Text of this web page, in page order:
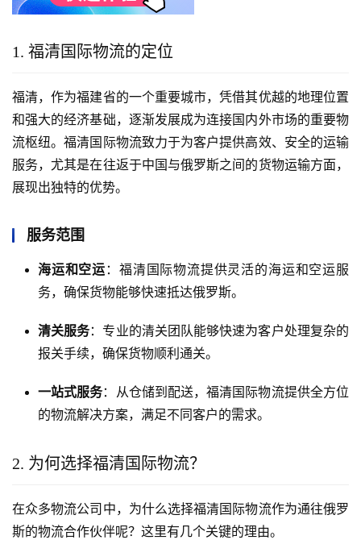
1. 福清国际物流的定位
福清，作为福建省的一个重要城市，凭借其优越的地理位置
和强大的经济基础，逐渐发展成为连接国内外市场的重要物
流枢纽。福清国际物流致力于为客户提供高效、安全的运输
服务，尤其是在往返于中国与俄罗斯之间的货物运输方面，
展现出独特的优势。
服务范围
海运和空运 ：福清国际物流提供灵活的海运和空运服
务，确保货物能够快速抵达俄罗斯。
清关服务：专业的清关团队能够快速为客户处理复杂的
报关手续，确保货物顺利通关。
一站式服务：从仓储到配送，福清国际物流提供全方位
的物流解决方案，满足不同客户的需求。
2. 为何选择福清国际物流？
在众多物流公司中，为什么选择福清国际物流作为通往俄罗
斯的物流合作伙伴呢？这里有几个关键的理由。